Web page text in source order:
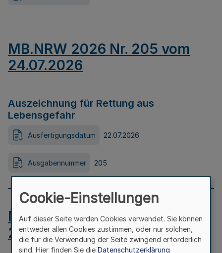
MB.NRW 2026 Nr. 205 vom
24.07.2026
Auszeichnung für Rettung aus
Lebensgefahr
Ausfertigungsdatum 22.07.2026
Ausgabennummer 205
MB.NRW 2026 Nr. 204 vom
24.07.2026
Cookie-Einstellungen
Auf dieser Seite werden Cookies verwendet. Sie können
entweder allen Cookies zustimmen, oder nur solchen,
die für die Verwendung der Seite zwingend erforderlich
sind. Hier finden Sie die Datenschutzerklärung